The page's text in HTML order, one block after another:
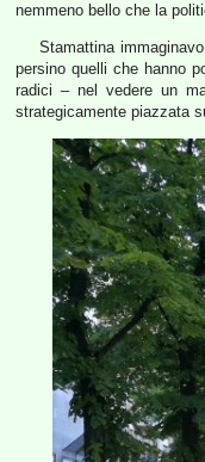
nemmeno bello che la
Stamattina
persino quelli che hanno
radici – nel vedere un
strategicamente piazzata